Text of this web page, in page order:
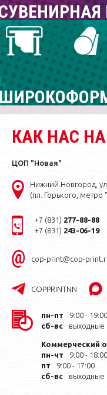
Календари
Буклеты
Кружки, тарелки, посуда
Футболки, бейсболки
Зажигалки
Бизнес-сувениры
Холст
Обои
Модульные картины
Таблички (ПВХ пленка на
КАК НАС
ЦОП "Новая"
Нижний Новгород,
(пл. Горького, метро
+7 (831) 277-88-88
+7 (831) 243-06-19
cop-print@cop-
COPPRINTNN
пн-пт
9:00 - 19:00
сб-вс
выходные
Коммерческий
пн-чт
9:00 - 18:00
пт
9:00 - 17:00
сб-вс
выходные